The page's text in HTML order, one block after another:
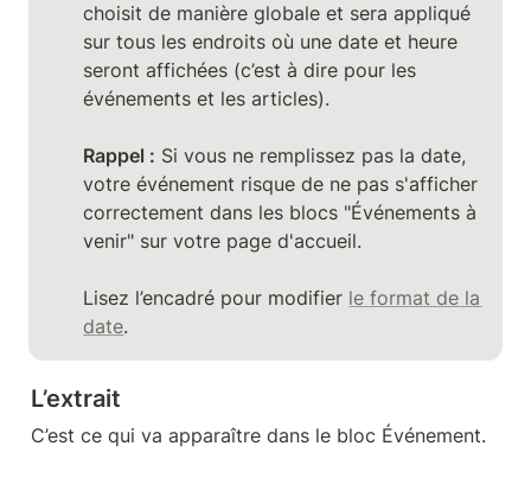
choisit de manière globale et sera appliqué
sur tous les endroits où une date et heure
seront affichées (c’est à dire pour les
événements et les articles).
Rappel : Si vous ne remplissez pas la date,
votre événement risque de ne pas s'afficher
correctement dans les blocs "Événements à
venir" sur votre page d'accueil.
Lisez l’encadré pour modifier le format de la
date.
L’extrait
C’est ce qui va apparaître dans le bloc Événement.